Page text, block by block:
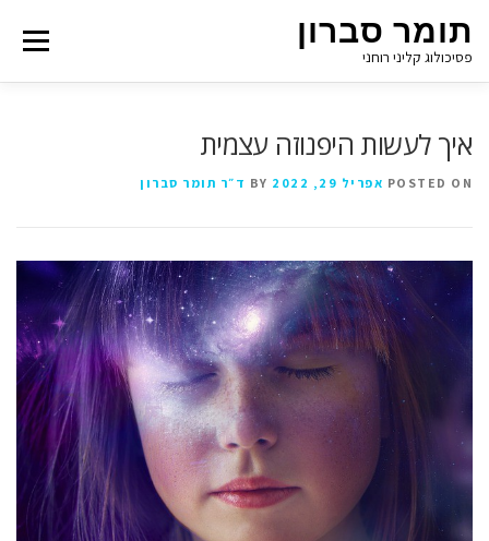
תומר סברון
פסיכולוג קליני רוחני
Menu
איך לעשות היפנוזה עצמית
POSTED ON אפריל 29, 2022 ד״ר תומר סברון